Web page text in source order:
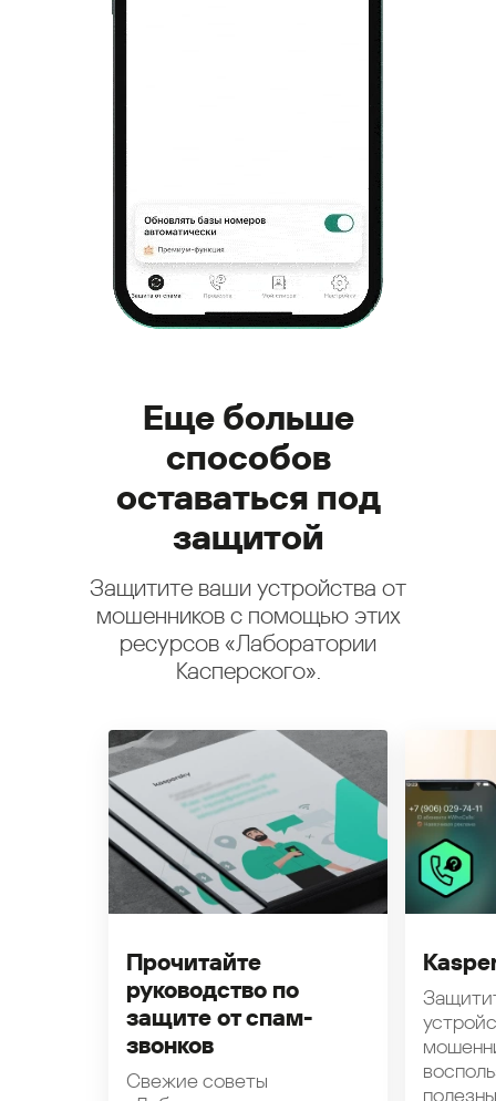
Еще больше
способов
оставаться под
защитой
Защитите ваши устройства от
мошенников с помощью этих
ресурсов «Лаборатории
Касперского».
Прочитайте
руководство по
защите от спам-
звонков
Свежие советы